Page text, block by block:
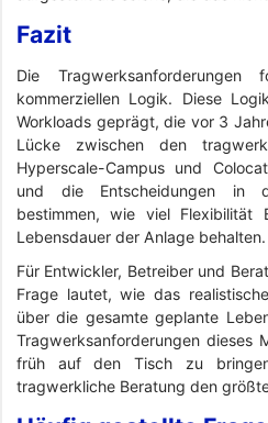
Fazit
Die
kommerziellen Logik. Diese
Workloads geprägt, die vor 3
Lücke zwischen den
Hyperscale-Campus und
und die Entscheidungen in
bestimmen, wie viel Flexibilität
Lebensdauer der Anlage behalten.
Für Entwickler, Betreiber und
Frage lautet, wie das
über die gesamte geplante
Tragwerksanforderungen dieses
früh auf den Tisch zu
tragwerkliche Beratung den